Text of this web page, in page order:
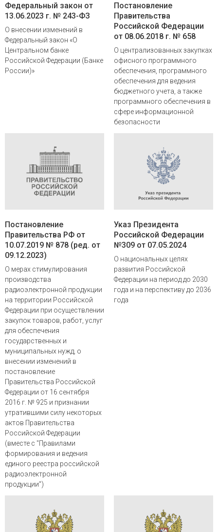
Федеральный закон от
13.06.2023 г. № 243-ФЗ
О внесении изменений в
Федеральный закон «О
Центральном банке
Российской Федерации (Банке
России)»
Постановление
Правительства
Российской Федерации
от 08.06.2018 г. № 658
О централизованных закупках
офисного программного
обеспечения, программного
обеспечения для ведения
бюджетного учета, а также
программного обеспечения в
сфере информационной
безопасности
Постановление
Правительства РФ от
10.07.2019 № 878 (ред. от
09.12.2023)
О мерах стимулирования
производства
радиоэлектронной продукции
на территории Российской
Федерации при осуществлении
закупок товаров, работ, услуг
для обеспечения
государственных и
муниципальных нужд, о
внесении изменений в
постановление
Правительства Российской
Федерации от 16 сентября
2016 г. № 925 и признании
утратившими силу некоторых
актов Правительства
Российской Федерации
(вместе с "Правилами
формирования и ведения
единого реестра российской
радиоэлектронной
продукции")
Указ Президента
Российской Федерации
№309 от 07.05.2024
О национальных целях
развития Российской
Федерации на период до 2030
года и на перспективу до 2036
года